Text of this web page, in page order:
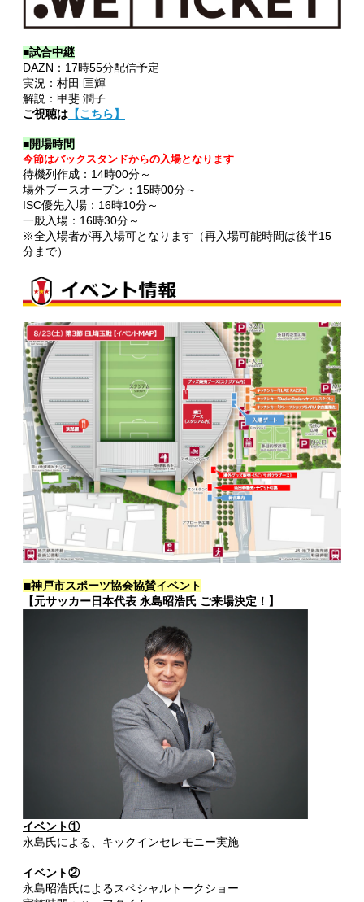
■試合中継
DAZN：17時55分配信予定
実況：村田 匡輝
解説：甲斐 潤子
ご視聴は 【こちら】
■開場時間
今節はバックスタンドからの入場となります
待機列作成：14時00分～
場外ブースオープン：15時00分～
ISC優先入場：16時10分～
一般入場：16時30分～
※全入場者が再入場可となります（再入場可能時間は後半15
分まで）
◾︎神戸市スポーツ協会協賛イベント
【元サッカー日本代表 永島昭浩氏 ご来場決定！】
イベント①
永島氏による、キックインセレモニー実施
イベント②
永島昭浩氏によるスペシャルトークショー